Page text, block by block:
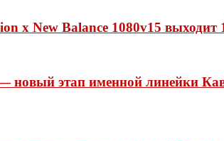
x New Balance 1080v15 выходит
новый этап именной линейки